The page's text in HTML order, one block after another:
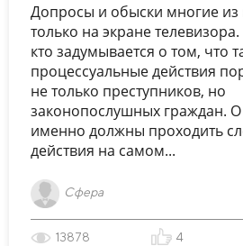
Допросы и обыски многие из
только на экране
кто задумывается о том, что
процессуальные действия
не только преступников, но
законопослушных граждан. О
именно должны проходить
действия на самом...
Сфера
13878 4